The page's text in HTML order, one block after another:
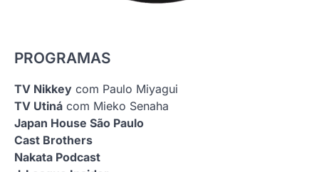
PROGRAMAS
TV Nikkey com Paulo Miyagui
TV Utiná com Mieko Senaha
Japan House São Paulo
Cast Brothers
Nakata Podcast